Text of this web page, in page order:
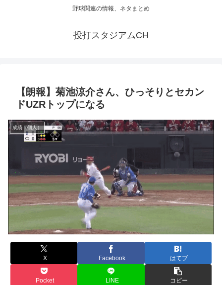
野球関連の情報、ネタまとめ
投打スタジアムCH
【朗報】菊池涼介さん、ひっそりとセカン
ドUZRトップになる
成績（個人）
X Facebook はてブ
Pocket LINE コピー